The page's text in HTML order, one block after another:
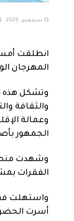
13 سبتمبر، 2025
انطلقت أمس
المهرجان
وتشكل هذه
والثقافة
وعمالة
الجمهور
وشهدت منصة
الفقرات
واستهلت
أسرت